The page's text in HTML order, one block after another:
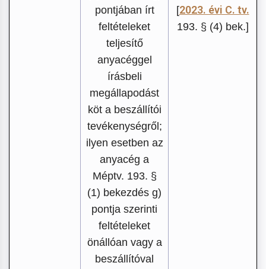
pontjában írt
feltételeket
teljesítő
anyacéggel
írásbeli
megállapodást
köt a beszállítói
tevékenységről;
ilyen esetben az
anyacég a
Méptv. 193. §
(1) bekezdés g)
pontja szerinti
feltételeket
önállóan vagy a
beszállítóval
[2023. évi C. tv.
193. § (4) bek.]